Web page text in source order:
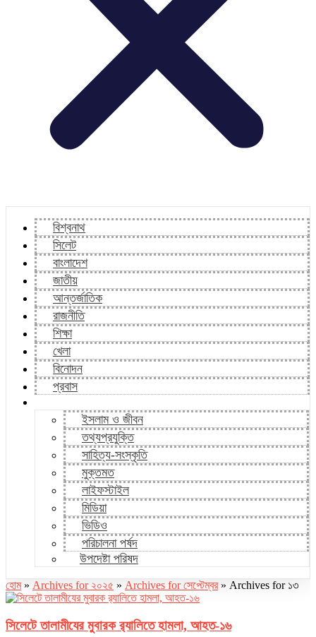
বিশ্বনাথ
সিলেট
বাংলাদেশ
জাতীয়
আন্তর্জাতিক
রাজনীতি
শিক্ষা
খেলা
বিনোদন
প্রবাস
ইসলাম ও জীবন
তথ্যপ্রযুক্তি
সাহিত্য-সংস্কৃতি
মুক্তমত
লাইফস্টাইল
মিডিয়া
ভিডিও
পরিচালনা পর্ষদ
উপদেষ্টা পরিষদ
হোম» Archives for ২০২৫ » Archives for সেপ্টেম্বর» Archives for ১৩
সিলেটে তালামীযের মুবারক র‌্যালিতে হামলা, আহত-১৬